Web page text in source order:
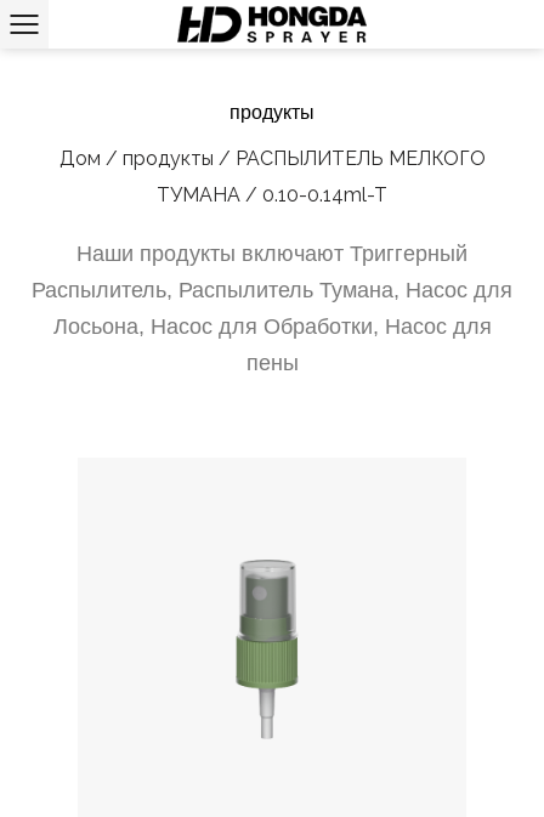
продукты
Дом / продукты / РАСПЫЛИТЕЛЬ МЕЛКОГО
ТУМАНА / 0.10-0.14ml-T
Наши продукты включают Триггерный
Распылитель, Распылитель Тумана, Насос для
Лосьона, Насос для Обработки, Насос для
пены